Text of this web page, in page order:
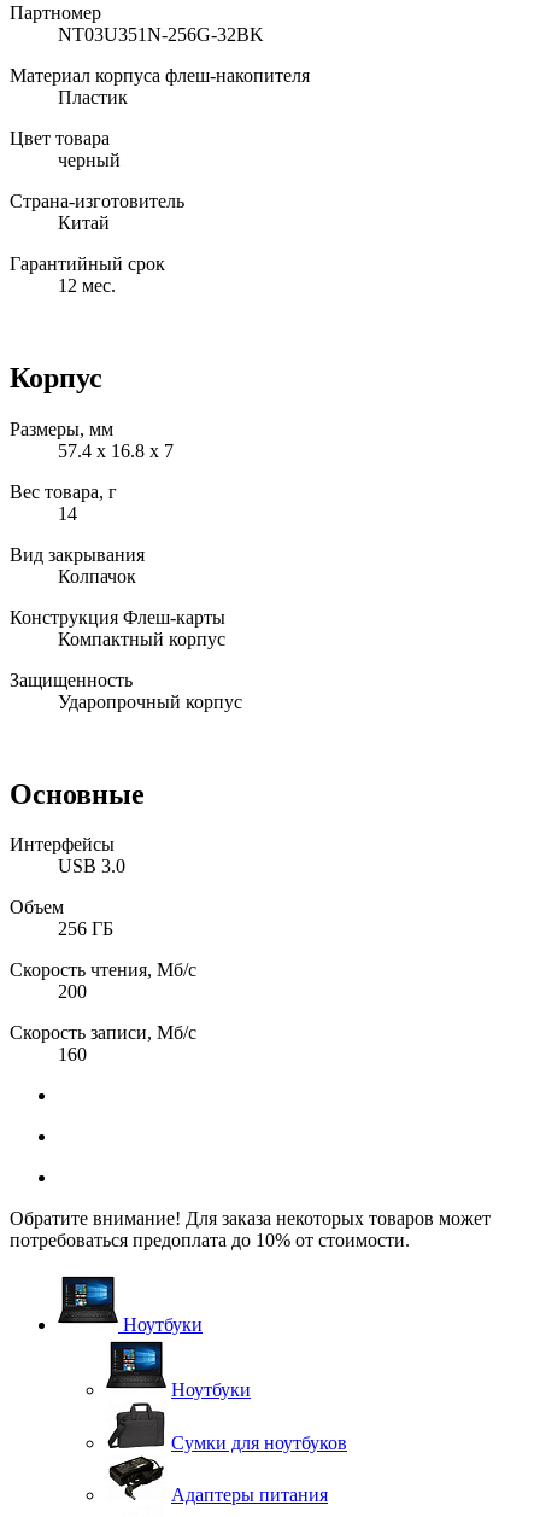
Партномер
NT03U351N-256G-32BK
Материал корпуса флеш-накопителя
Пластик
Цвет товара
черный
Страна-изготовитель
Китай
Гарантийный срок
12 мес.
Корпус
Размеры, мм
57.4 x 16.8 x 7
Вес товара, г
14
Вид закрывания
Колпачок
Конструкция Флеш-карты
Компактный корпус
Защищенность
Ударопрочный корпус
Основные
Интерфейсы
USB 3.0
Объем
256 ГБ
Скорость чтения, Мб/с
200
Скорость записи, Мб/с
160
Обратите внимание! Для заказа некоторых товаров может
потребоваться предоплата до 10% от стоимости.
Ноутбуки
Ноутбуки
Сумки для ноутбуков
Адаптеры питания